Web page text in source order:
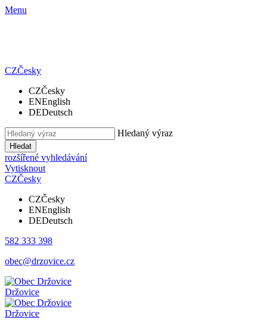
Menu
CZČesky
CZČesky
ENEnglish
DEDeutsch
Hledaný výraz
Hledat
rozšířené vyhledávání
Vytisknout
CZČesky
CZČesky
ENEnglish
DEDeutsch
582 333 398
obec@drzovice.cz
Držovice
Držovice